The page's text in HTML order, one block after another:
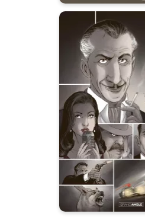
13
la vie de
Lassiter -
Date
31/05/2023
"Quand on n'a
perdre, on peut